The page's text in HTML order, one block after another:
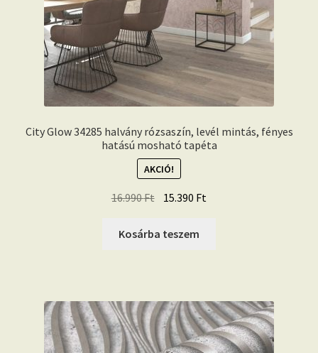
City Glow 34285 halvány rózsaszín, levél mintás, fényes
hatású mosható tapéta
AKCIÓ!
16.990Ft Original
was:
15.390 Ft
Kosárba teszem